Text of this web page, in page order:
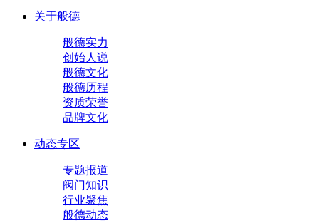
关于般德
般德实力
创始人说
般德文化
般德历程
资质荣誉
品牌文化
动态专区
专题报道
阀门知识
行业聚焦
般德动态